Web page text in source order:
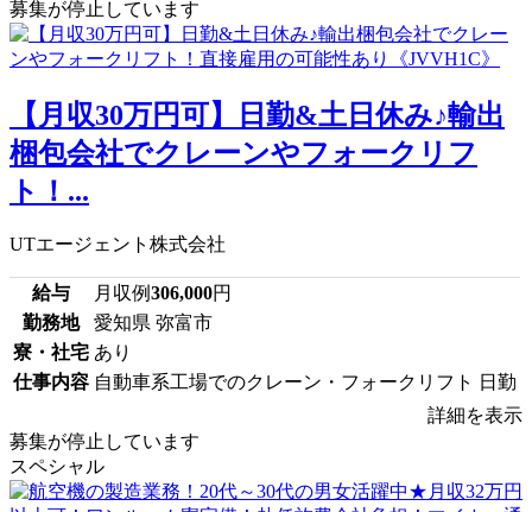
募集が停止しています
【月収30万円可】日勤&土日休み♪輸出
梱包会社でクレーンやフォークリフ
ト！...
UTエージェント株式会社
給与 月収例306,000円
勤務地
愛知県 弥富市
寮・社宅 あり
仕事内容 自動車系工場でのクレーン・フォークリフト 日勤
詳細を表示
募集が停止しています
スペシャル